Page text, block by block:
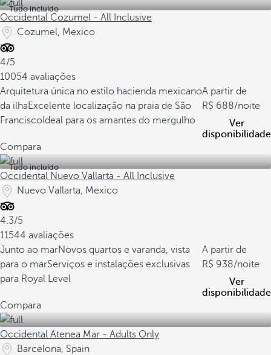
Tudo incluído
Occidental Cozumel - All Inclusive
Cozumel, Mexico
4/5
10054 avaliações
Arquitetura única no estilo hacienda mexicano
da ilhaExcelente localização na praia de São
Francisco Ideal para os amantes do mergulho
A partir de
688/noite
Ver
disponibilidade
Compara
Tudo incluído
Occidental Nuevo Vallarta - All Inclusive
Nuevo Vallarta, Mexico
4.3/5
11544 avaliações
Junto ao marNovos quartos e varanda, vista
para o marServiços e instalações exclusivas
para Royal Level
A partir de
938/noite
Ver
disponibilidade
Compara
Occidental Atenea Mar - Adults Only
Barcelona, Spain